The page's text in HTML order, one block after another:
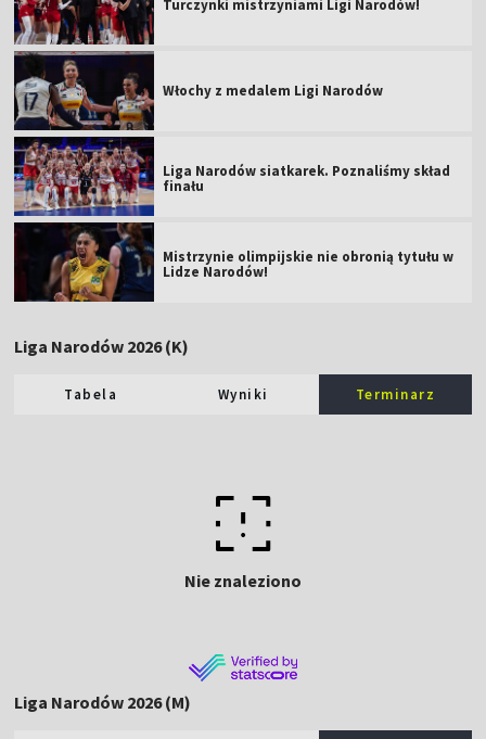
Turczynki mistrzyniami Ligi Narodów!
Włochy z medalem Ligi Narodów
Liga Narodów siatkarek. Poznaliśmy skład
finału
Mistrzynie olimpijskie nie obronią tytułu w
Lidze Narodów!
Liga Narodów 2026 (K)
Tabela Wyniki Terminarz
Nie znaleziono
Liga Narodów 2026 (M)